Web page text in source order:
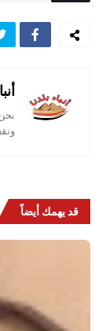
قد يهمك أيضاً